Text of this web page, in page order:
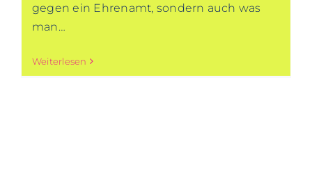
gegen ein Ehrenamt, sondern auch was
man…
Weiterlesen